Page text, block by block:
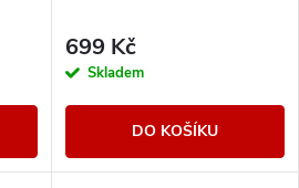
699 Kč
Skladem
DO KOŠÍKU